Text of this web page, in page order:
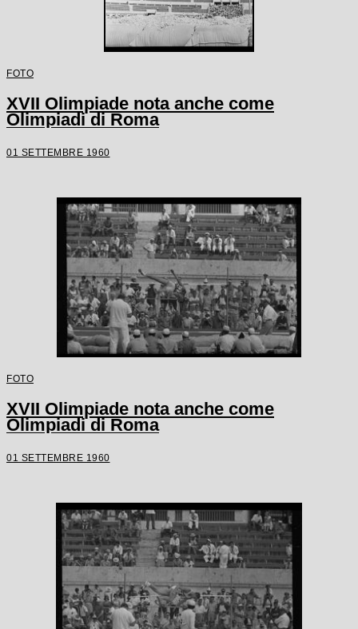
FOTO
XVII Olimpiade nota anche come
Olimpiadi di Roma
01 SETTEMBRE 1960
FOTO
XVII Olimpiade nota anche come
Olimpiadi di Roma
01 SETTEMBRE 1960